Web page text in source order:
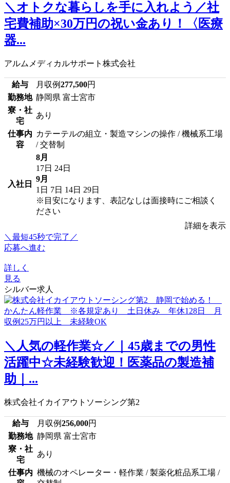
＼オトクな暮らしを手に入れよう／社
宅費補助×30万円の祝い金あり！〈医療
器...
アルムメディカルサポート株式会社
給与 月収例277,500円
勤務地 静岡県 富士宮市
寮・社
宅
あり
仕事内
容
カテーテルの組立・製造マシンの操作 / 機械系工場
/ 交替制
入社日
8月
17日 24日
9月
1日 7日 14日 29日
※目安になります、表記なしは面接時にご相談く
ださい
詳細を表示
＼最短45秒で完了／
応募へ進む
詳しく
見る
シルバー求人
＼人気の軽作業☆／｜45歳までの男性
活躍中☆未経験歓迎！医薬品の製造補
助｜...
株式会社イカイアウトソーシング第2
給与 月収例256,000円
勤務地 静岡県 富士宮市
寮・社
宅
あり
仕事内 機械のオペレーター・軽作業 / 製薬化粧品系工場 /